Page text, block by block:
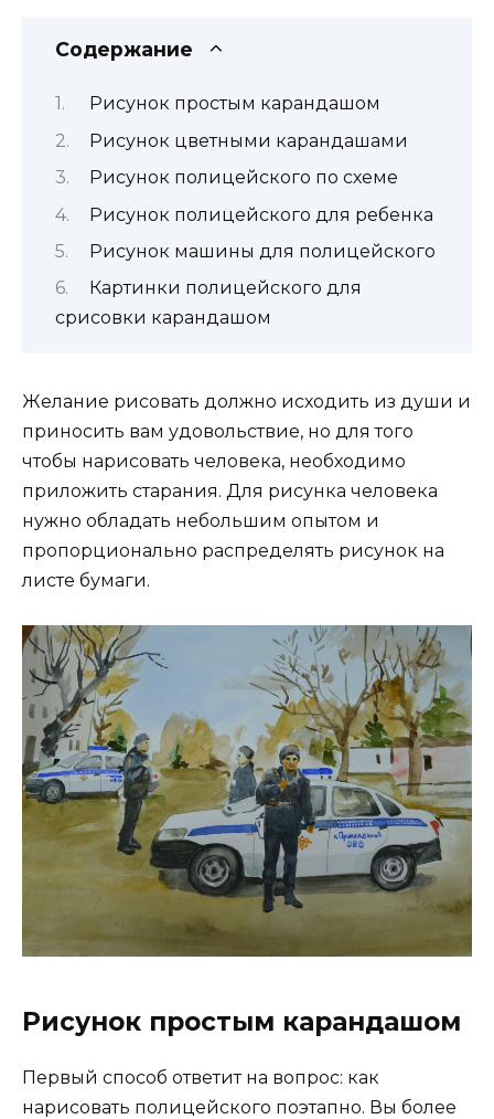
Содержание
Рисунок простым карандашом
Рисунок цветными карандашами
Рисунок полицейского по схеме
Рисунок полицейского для ребенка
Рисунок машины для полицейского
Картинки полицейского для
срисовки карандашом
Желание рисовать должно исходить из души и
приносить вам удовольствие, но для того
чтобы нарисовать человека, необходимо
приложить старания. Для рисунка человека
нужно обладать небольшим опытом и
пропорционально распределять рисунок на
листе бумаги.
Рисунок простым карандашом
Первый способ ответит на вопрос: как
нарисовать полицейского поэтапно. Вы более